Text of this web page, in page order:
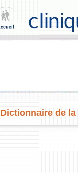
Dictionnaire de